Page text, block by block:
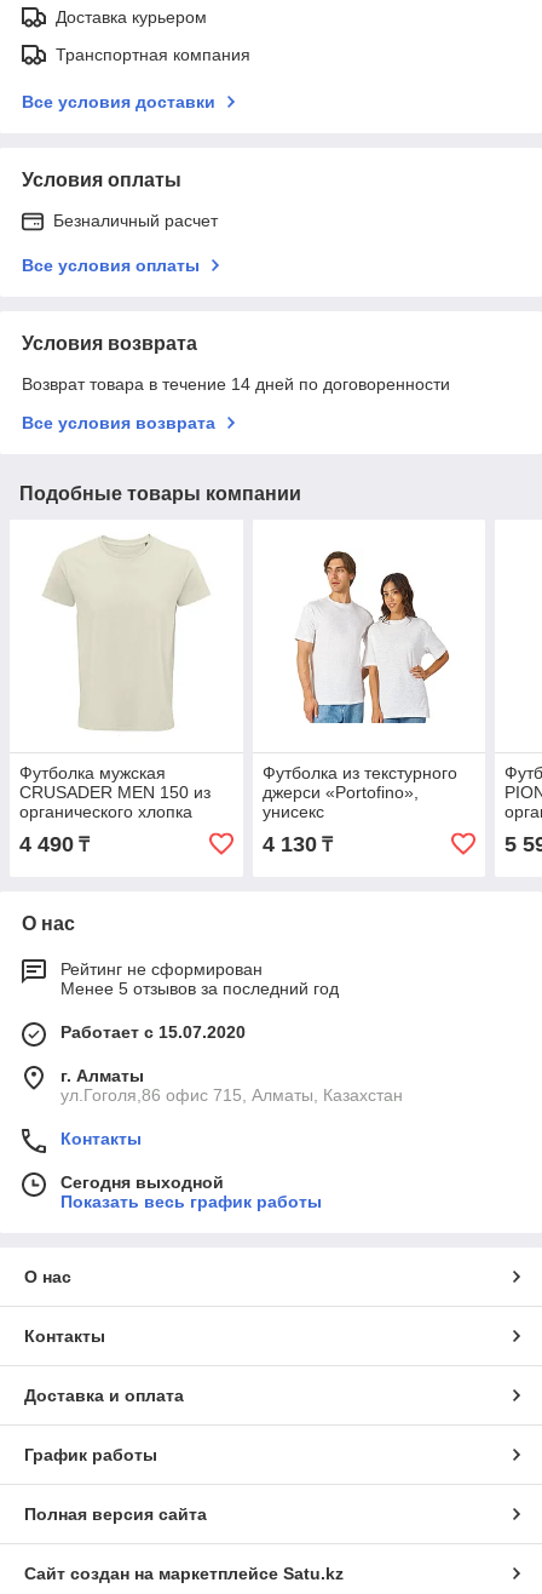
Доставка курьером
Транспортная компания
Все условия доставки
Условия оплаты
Безналичный расчет
Все условия оплаты
Условия возврата
Возврат товара в течение 14 дней по договоренности
Все условия возврата
Подобные товары компании
Футболка мужская
CRUSADER MEN 150 из
органического хлопка
4 490 ₸
Футболка из текстурного
джерси «Portofino»,
унисекс
4 130₸ 5
О нас
Рейтинг не сформирован
Менее 5 отзывов за последний год
Работает с 15.07.2020
г. Алматы
ул.Гоголя,86 офис 715, Алматы, Казахстан
Контакты
Сегодня выходной
Показать весь график работы
О нас
Контакты
Доставка и оплата
График работы
Полная версия сайта
Сайт создан на маркетплейсе Satu.kz